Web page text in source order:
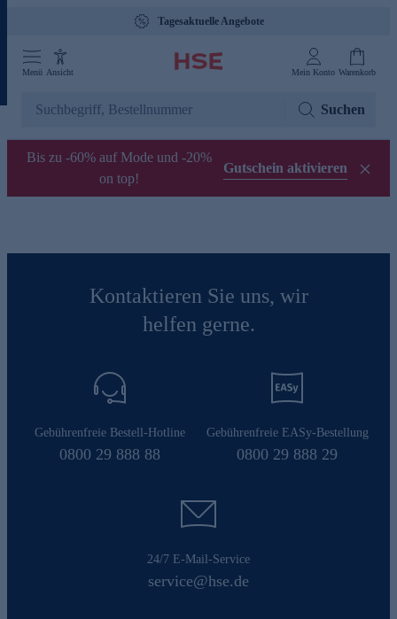
Tagesaktuelle Angebote
Menü Ansicht Mein Konto Warenkorb
Suchen
Bis zu -60% auf Mode und -20%
on top!
Gutschein aktivieren
Kontaktieren Sie uns, wir
helfen gerne.
Gebührenfreie Bestell-Hotline
0800 29 888 88
Gebührenfreie EASy-Bestellung
0800 29 888 29
24/7 E-Mail-Service
service@hse.de